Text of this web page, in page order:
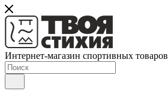
Интернет-магазин спортивных товаров